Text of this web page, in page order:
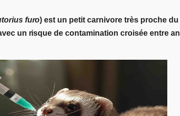
furo) est un petit carnivore très proche
un risque de contamination croisée entre